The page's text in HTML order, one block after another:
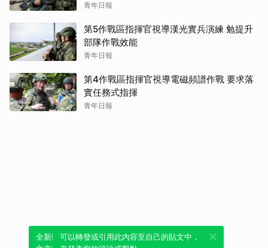
青年日報
第5作戰區指揮官視導漢光實兵演練 勉提升
部隊作戰效能
青年日報
第4作戰區指揮官視導電磁頻譜作戰 要求落
實任務式指揮
青年日報
全新體驗！一鍵引用此內容，透過發布貼
可以轉發或引用此內容至自己的貼文中，